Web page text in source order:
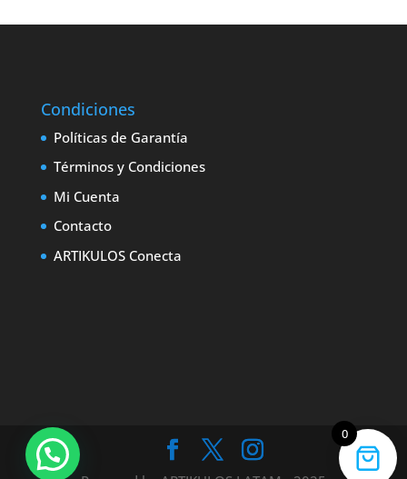
Condiciones
Políticas de Garantía
Términos y Condiciones
Mi Cuenta
Contacto
ARTIKULOS Conecta
0